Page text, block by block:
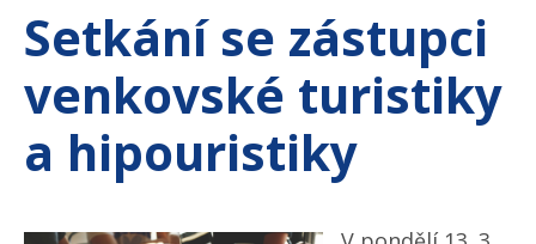
Setkání se zástupci
venkovské turistiky
a hipouristiky